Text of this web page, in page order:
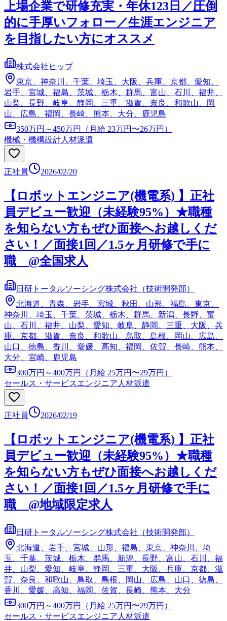
上場企業で研修充実・年休123日／圧倒
的に手厚いフォロー／生涯エンジニア
を目指したい方にオススメ
株式会社ヒップ
東京、神奈川、千葉、埼玉、大阪、兵庫、京都、愛知、
岩手、宮城、福島、茨城、栃木、群馬、富山、石川、福井、
山梨、長野、岐阜、静岡、三重、滋賀、奈良、和歌山、岡
山、広島、福岡、長崎、熊本、大分、鹿児島
350万円～450万円（月給 23万円〜26万円）
機械・機構設計人材派遣
正社員 2026/02/20
【ロボットエンジニア(機電系) 】正社
員デビュー歓迎（未経験95%）★職種
を知らない方もぜひ面接へお越しくだ
さい！／面接1回／1.5ヶ月研修で手に
職 @全国求人
日研トータルソーシング株式会社（技術開発部）
北海道、青森、岩手、宮城、秋田、山形、福島、東京、
神奈川、埼玉、千葉、茨城、栃木、群馬、新潟、長野、富
山、石川、福井、山梨、愛知、岐阜、静岡、三重、大阪、兵
庫、京都、滋賀、奈良、和歌山、鳥取、島根、岡山、広島、
山口、徳島、香川、愛媛、高知、福岡、佐賀、長崎、熊本、
大分、宮崎、鹿児島
300万円～400万円（月給 25万円〜29万円）
セールス・サービスエンジニア 人材派遣
正社員 2026/02/19
【ロボットエンジニア(機電系) 】正社
員デビュー歓迎（未経験95%）★職種
を知らない方もぜひ面接へお越しくだ
さい！／面接1回／1.5ヶ月研修で手に
職 @地域限定求人
日研トータルソーシング株式会社（技術開発部）
北海道、岩手、宮城、山形、福島、東京、神奈川、埼
玉、千葉、茨城、栃木、群馬、新潟、長野、富山、石川、福
井、山梨、愛知、岐阜、静岡、三重、大阪、兵庫、京都、滋
賀、奈良、和歌山、鳥取、島根、岡山、広島、山口、徳島、
香川、愛媛、高知、福岡、佐賀、長崎、熊本、大分
300万円～400万円（月給 25万円〜29万円）
セールス・サービスエンジニア 人材派遣